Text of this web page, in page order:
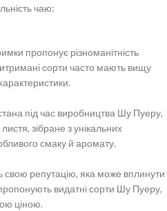
чаю:
пропонує різноманітність
сорти часто мають вищу
під час виробництва Шу Пуеру,
зібране з унікальних
смаку й аромату.
репутацію, яка може вплинути
видатні сорти Шу Пуеру,
ціною.